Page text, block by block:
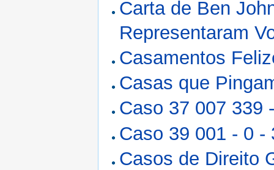
Carta de Ben
Representaram
Casamentos
Casas que
Caso 37 007 339
Caso 39 001 - 0 -
Casos de Direito